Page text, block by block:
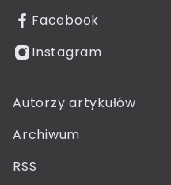
Facebook
Instagram
Autorzy artykułów
Archiwum
RSS